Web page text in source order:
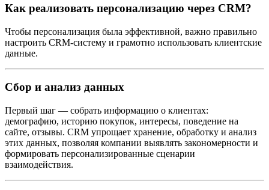
Как реализовать персонализацию через CRM?
Чтобы персонализация была эффективной, важно правильно
настроить CRM-систему и грамотно использовать клиентские
данные.
Сбор и анализ данных
Первый шаг — собрать информацию о клиентах:
демографию, историю покупок, интересы, поведение на
сайте, отзывы. CRM упрощает хранение, обработку и анализ
этих данных, позволяя компании выявлять закономерности и
формировать персонализированные сценарии
взаимодействия.